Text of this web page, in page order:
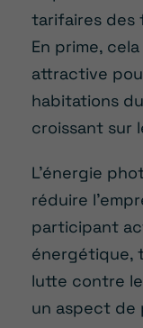
tarifaires des
En prime,
attractive
habitations
croissant sur
L’énergie
réduire
participant
énergétique,
lutte contre
un aspect de